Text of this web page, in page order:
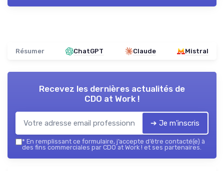
Résumer ChatGPT Claude Mistral
Recevez les dernières actualités de
CDO at Work !
➔ Je m'inscris
* En remplissant ce formulaire, j’accepte d’être contacté(e) à
des fins commerciales par CDO at Work ! et ses partenaires.